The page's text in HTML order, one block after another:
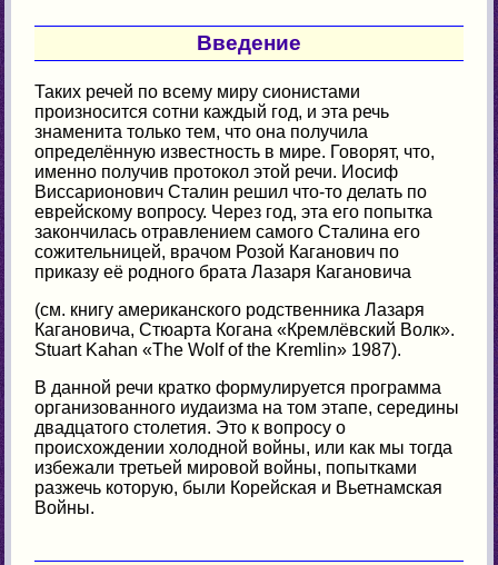
Введение
Таких речей по всему миру сионистами
произносится сотни каждый год, и эта речь
знаменита только тем, что она получила
определённую известность в мире. Говорят, что,
именно получив протокол этой речи. Иосиф
Виссарионович Сталин решил что-то делать по
еврейскому вопросу. Через год, эта его попытка
закончилась отравлением самого Сталина его
сожительницей, врачом Розой Каганович по
приказу её родного брата Лазаря Кагановича
(см. книгу американского родственника Лазаря
Кагановича, Стюарта Когана «Кремлёвский Волк».
Stuart Kahan «The Wolf of the Kremlin» 1987).
В данной речи кратко формулируется программа
организованного иудаизма на том этапе, середины
двадцатого столетия. Это к вопросу о
происхождении холодной войны, или как мы тогда
избежали третьей мировой войны, попытками
разжечь которую, были Корейская и Вьетнамская
Войны.